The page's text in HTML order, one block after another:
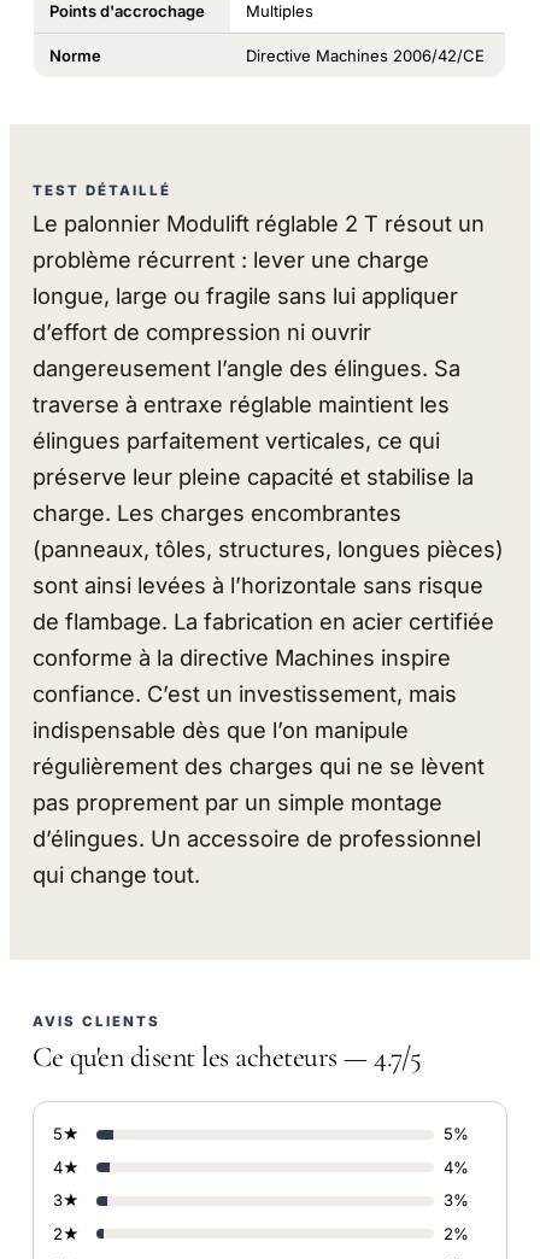
Points d'accrochage Multiples
Norme Directive Machines 2006/42/CE
TEST DÉTAILLÉ
Le palonnier Modulift réglable 2 T résout un
problème récurrent : lever une charge
longue, large ou fragile sans lui appliquer
d’effort de compression ni ouvrir
dangereusement l’angle des élingues. Sa
traverse à entraxe réglable maintient les
élingues parfaitement verticales, ce qui
préserve leur pleine capacité et stabilise la
charge. Les charges encombrantes
(panneaux, tôles, structures, longues pièces)
sont ainsi levées à l’horizontale sans risque
de flambage. La fabrication en acier certifiée
conforme à la directive Machines inspire
confiance. C’est un investissement, mais
indispensable dès que l’on manipule
régulièrement des charges qui ne se lèvent
pas proprement par un simple montage
d’élingues. Un accessoire de professionnel
qui change tout.
AVIS CLIENTS
Ce qu'en disent les acheteurs — 4.7/5
5★
5%
4★
4%
3★
3%
2★
2%